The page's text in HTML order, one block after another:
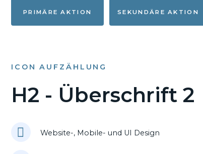
PRIMÄRE AKTION SEKUNDÄRE AKTION
ICON AUFZÄHLUNG
H2 - Überschrift 2
Website-, Mobile- und UI Design